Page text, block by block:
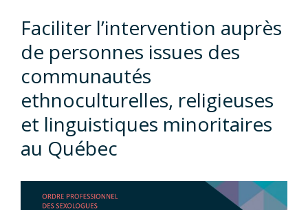
Faciliter l’intervention auprès
de personnes issues des
communautés
ethnoculturelles, religieuses
et linguistiques minoritaires
au Québec